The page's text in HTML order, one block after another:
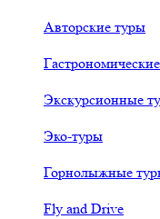
Авторские туры
Экскурсионные
Эко-туры
Горнолыжные
Fly and Drive